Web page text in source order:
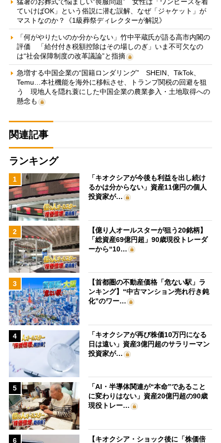
ていけばOK」という俗説に潜む誤解、なぜ「ジャケット」が
マストなのか？《1級葬祭ディレクターが解説》
「何がやりたいのか分からない」竹中平蔵氏が語る高市内閣の
評価 「給付付き税額控除はその場しのぎ」いま不可欠なの
は“社会保障制度の改革議論”と指摘
急増する中国企業の“国籍ロンダリング” SHEIN、TikTok、
Temu…本社機能を海外に移転させ、トランプ関税の回避を狙
う 現地人を隠れ蓑にした中国企業の農業参入・土地取得への
懸念も
関連記事
ランキング
1
「キオクシアが今後も利益を出し続け
るかは分からない」資産11億円の個人
投資家が…
2
【億り人オールスターが狙う20銘柄】
「総資産69億円超」90歳現役トレーダ
ーから“10…
3
【首都圏の不動産価格「危ない駅」ラ
ンキング】“中古マンション売れ行き鈍
化”のワー…
4
「キオクシアが再び株価10万円になる
日は遠い」資産3億円超のサラリーマン
投資家が…
5
「AI・半導体関連が“本命”であること
に変わりはない」資産20億円超の90歳
現役トレー…
6
【キオクシア・ショック後に「株価倍